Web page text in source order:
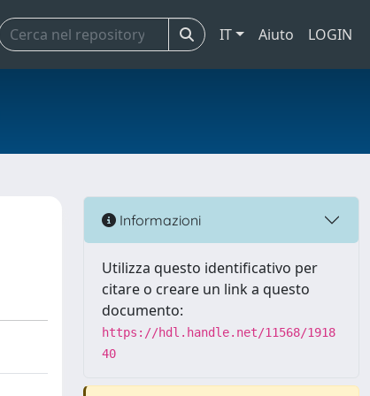
IT Aiuto LOGIN
Informazioni
Utilizza questo identificativo per
citare o creare un link a questo
documento:
https://hdl.handle.net/11568/1918
40